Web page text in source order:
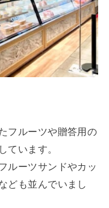
フルーツや贈答用の
ています。
ルーツサンドやカッ
ども並んでいまし